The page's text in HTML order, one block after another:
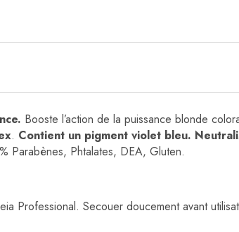
Booste l’action de la puissance blonde
. Contient un pigment violet bleu.
Parabènes, Phtalates, DEA, Gluten.
Professional. Secouer doucement avant